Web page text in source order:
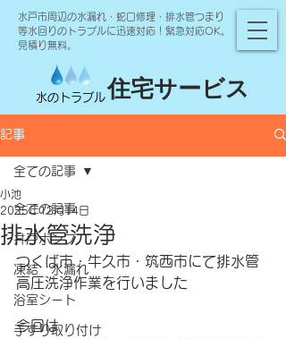
水戸市周辺の水漏れ・蛇口修理・排水管つまり
等水回りのトラブルに迅速対応！緊急対応OK。
見積り無料。
水のトラブル住宅サービス
記事
全ての記事
井戸ポンプ
凍結 水漏れ
浴室シート
手すり取り付け
全ての記事
排水管洗浄
小池
2025年12月14日
つくば市・牛久市・筑西市にて排水管
高圧洗浄作業を行いました
今回は